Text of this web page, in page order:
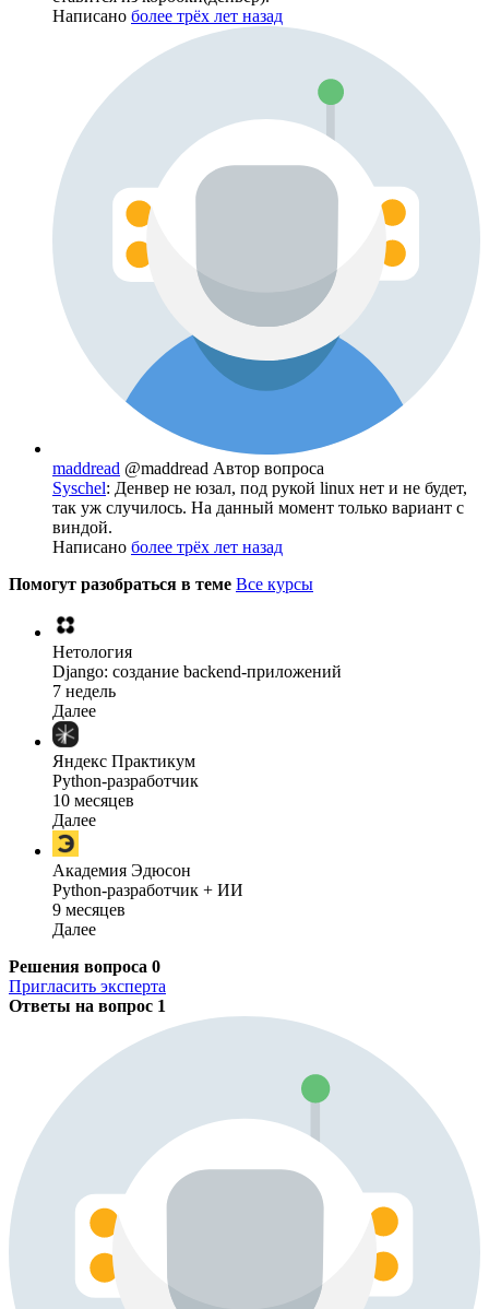
Написано более трёх лет назад
maddread @maddread Автор вопроса
Syschel: Денвер не юзал, под рукой linux нет и не будет,
так уж случилось. На данный момент только вариант с
виндой.
Написано более трёх лет назад
Помогут разобраться в теме Все курсы
Нетология
Django: создание backend-приложений
7 недель
Далее
Яндекс Практикум
Python-разработчик
10 месяцев
Далее
Академия Эдюсон
Python-разработчик + ИИ
9 месяцев
Далее
Решения вопроса 0
Пригласить эксперта
Ответы на вопрос 1